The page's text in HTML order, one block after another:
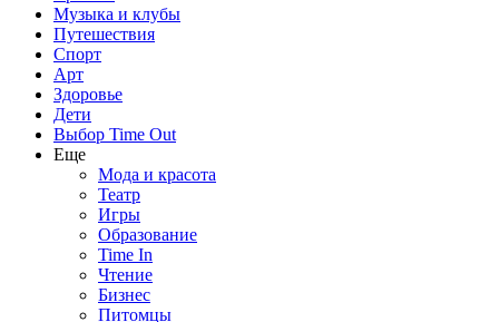
Музыка и клубы
Путешествия
Спорт
Арт
Здоровье
Дети
Выбор Time Out
Еще
Мода и красота
Театр
Игры
Образование
Time In
Чтение
Бизнес
Питомцы